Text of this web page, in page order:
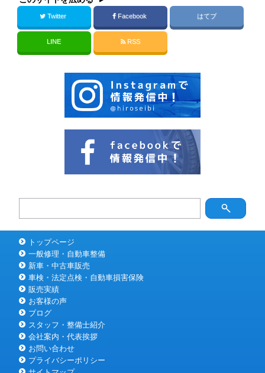
Twitter Facebook はてブ
LINE RSS
トップページ
一般修理・自動車整備
新車・中古車販売
車検・法定点検・自動車損害保険
販売実績
お客様の声
ブログ
スタッフ・整備士紹介
会社案内・代表挨拶
お問い合わせ
プライバシーポリシー